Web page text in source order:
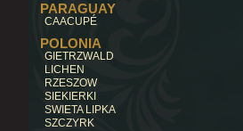
PARAGUAY
CAACUPÉ
POLONIA
GIETRZWALD
LICHEN
RZESZOW
SIEKIERKI
SWIETA LIPKA
SZCZYRK